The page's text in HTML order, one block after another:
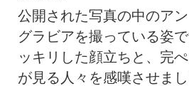
公開された写真の中のアン
グラビアを撮っている姿
ッキリした顔立ちと、完
が見る人々を感嘆させまし